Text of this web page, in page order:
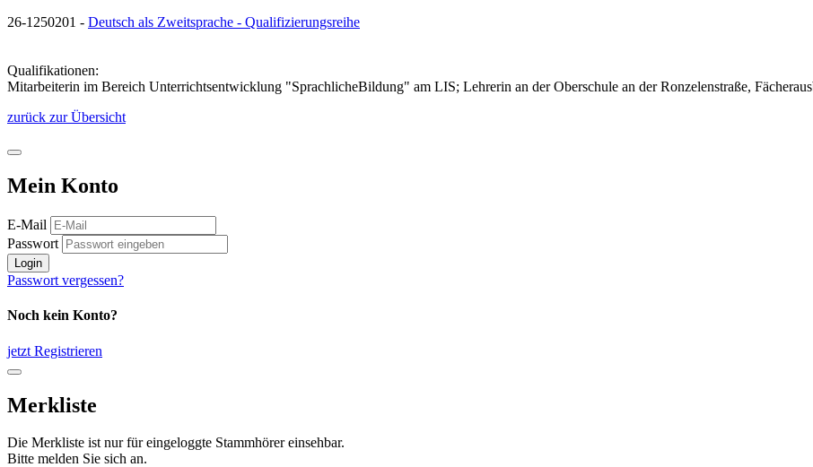
26-1250201 - Deutsch als Zweitsprache - Qualifizierungsreihe
Qualifikationen:
Mitarbeiterin im Bereich Unterrichtsentwicklung "SprachlicheBildung" am LIS; Lehrerin an der Oberschule an der Ronzelenstraße,
zurück zur Übersicht
Mein Konto
E-Mail
Passwort
Login
Passwort vergessen?
Noch kein Konto?
jetzt Registrieren
Merkliste
Die Merkliste ist nur für eingeloggte Stammhörer einsehbar.
Bitte melden Sie sich an.